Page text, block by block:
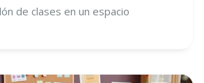
de clases en un espacio